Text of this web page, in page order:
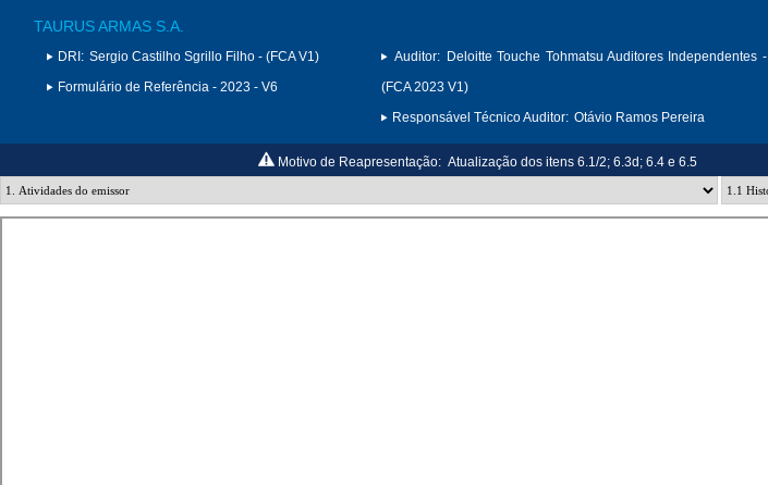
TAURUS ARMAS S.A.
DRI: Sergio Castilho Sgrillo Filho - (FCA V1)
Formulário de Referência - 2023 - V6
Auditor:
Deloitte Touche Tohmatsu Auditores Independentes -
(FCA 2023 V1)
Responsável Técnico Auditor: Otávio Ramos Pereira
Motivo de Reapresentação: Atualização dos itens 6.1/2; 6.3d; 6.4 e 6.5